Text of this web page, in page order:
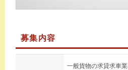
募集内容
一般貨物の求貸求車